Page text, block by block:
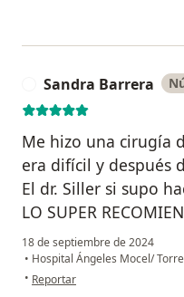
Sandra Barrera
Me hizo una cirugía
era difícil y después
El dr. Siller si supo
LO SUPER
18 de septiembre de 2024
• Hospital Ángeles Mocel/
• en opinión del usuario Sandra
Reportar